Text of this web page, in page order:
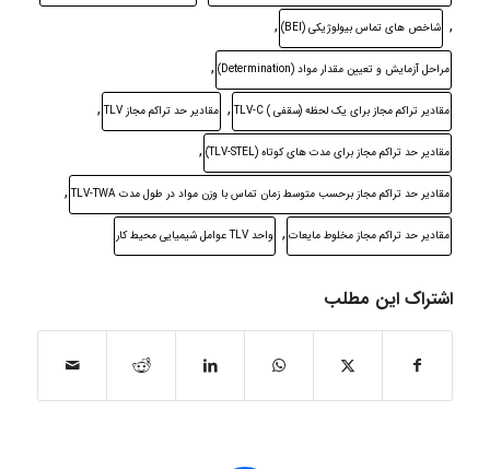
, شاخص ھای تماس بیولوژیکی (BEI) ,
مراحل آزمایش و تعیین مقدار مواد (Determination) ,
مقادیر تراکم مجاز برای یک لحظه (سقفی ) TLV-C , مقادیر حد تراکم مجاز TLV ,
مقادیر حد تراکم مجاز برای مدت های کوتاه (TLV-STEL) ,
مقادیر حد تراکم مجاز برحسب متوسط زمان تماس با وزن مواد در طول مدت TLV-TWA ,
مقادیر حد تراکم مجاز مخلوط مایعات , واحد TLV عوامل شیمیایی محیط کار
اشتراک این مطلب